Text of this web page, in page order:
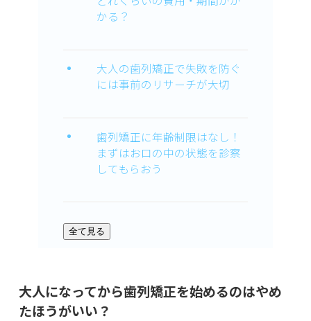
かる？
大人の歯列矯正で失敗を防ぐ
には事前のリサーチが大切
歯列矯正に年齢制限はなし！
まずはお口の中の状態を診察
してもらおう
全て見る
大人になってから歯列矯正を始めるのはやめ
たほうがいい？